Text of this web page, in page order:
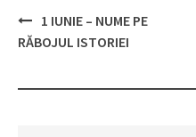
Post
1 IUNIE – NUME PE
RĂBOJUL ISTORIEI